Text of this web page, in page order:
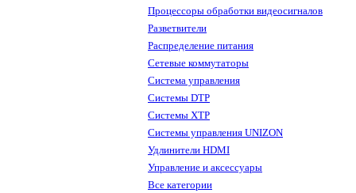
Процессоры обработки видеосигналов
Разветвители
Распределение питания
Сетевые коммутаторы
Система управления
Системы DTP
Системы XTP
Системы управления UNIZON
Удлинители HDMI
Управление и аксессуары
Все категории